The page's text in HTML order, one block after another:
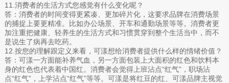
11.消费者的生活方式您感觉有什么变化呢？
答：消费者的时间变得更紧凑、更加碎片化，这要求品牌在消费场景
的捕捉上要更精准。比如办公场景、开车和通勤场景等等。消费者更
加注重把健康、轻养生的生活方式和习惯贯穿到整个生活当中，而不
是说生了病再去吃药。
12.按您的理解跟定义来看，可漾想给消费者提供什么样的情绪价值？
答：可漾一方面能补养气血，另一方面包装上大面积的红色和饮料本
身的红色也代表着中国红。消费者会觉得上班沾点“红气”，职场沾
点“红气”，上学沾点“红气”等等。可漾是将红豆的红、可漾品牌主视觉